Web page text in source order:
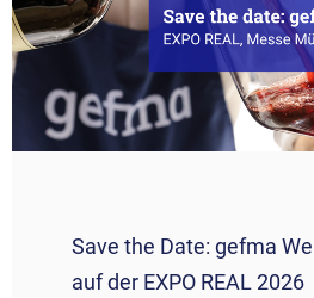
Save the Date: gefma
auf der EXPO REAL 2026